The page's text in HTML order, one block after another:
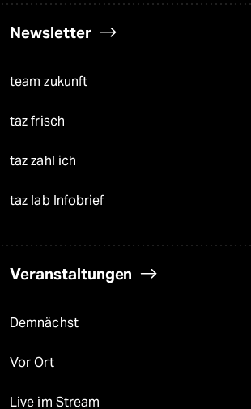
Newsletter
team zukunft
taz frisch
taz zahl ich
taz lab Infobrief
Veranstaltungen
Demnächst
Vor Ort
Live im Stream